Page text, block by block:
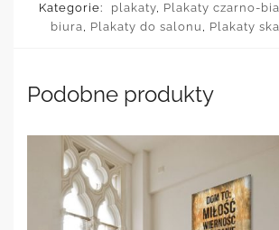
Kategorie:
plakaty, Plakaty czarno-
biura, Plakaty do salonu , Plakaty
Podobne produkty